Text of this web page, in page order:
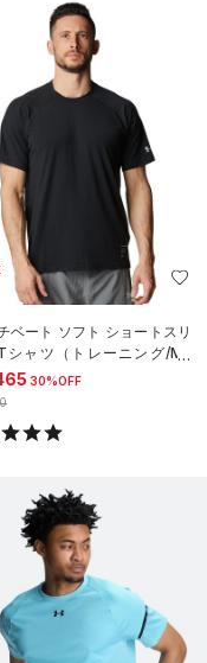
ベート ソフト ショートスリ
シャツ（トレーニング/ME
30%OFF